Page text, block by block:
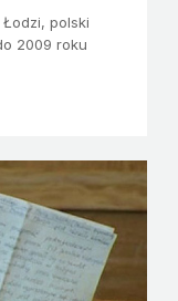
polski
2009 roku